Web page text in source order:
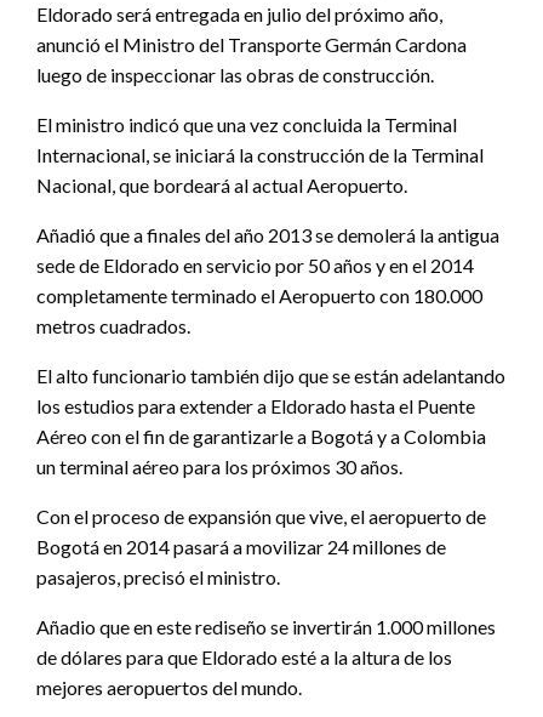
Eldorado será entregada en julio del próximo año,
anunció el Ministro del Transporte Germán Cardona
luego de inspeccionar las obras de construcción.
El ministro indicó que una vez concluida la Terminal
Internacional, se iniciará la construcción de la Terminal
Nacional, que bordeará al actual Aeropuerto.
Añadió que a finales del año 2013 se demolerá la antigua
sede de Eldorado en servicio por 50 años y en el 2014
completamente terminado el Aeropuerto con 180.000
metros cuadrados.
El alto funcionario también dijo que se están adelantando
los estudios para extender a Eldorado hasta el Puente
Aéreo con el fin de garantizarle a Bogotá y a Colombia
un terminal aéreo para los próximos 30 años.
Con el proceso de expansión que vive, el aeropuerto de
Bogotá en 2014 pasará a movilizar 24 millones de
pasajeros, precisó el ministro.
Añadio que en este rediseño se invertirán 1.000 millones
de dólares para que Eldorado esté a la altura de los
mejores aeropuertos del mundo.